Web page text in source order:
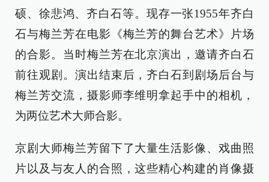
硕、徐悲鸿、齐白石等。现存一张1955年齐白
石与梅兰芳在电影《梅兰芳的舞台艺术》片场
的合影。当时梅兰芳在北京演出，邀请齐白石
前往观剧。演出结束后，齐白石到剧场后台与
梅兰芳交流，摄影师李维明拿起手中的相机，
为两位艺术大师合影。
京剧大师梅兰芳留下了大量生活影像、戏曲照
片以及与友人的合照，这些精心构建的肖像摄